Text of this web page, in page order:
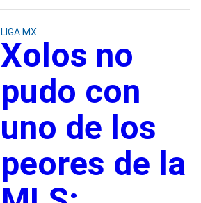
LIGA MX
Xolos no
pudo con
uno de los
peores de la